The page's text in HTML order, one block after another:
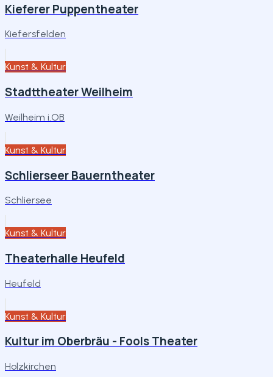
Kieferer Puppentheater
Kiefersfelden
Kunst & Kultur
Stadttheater Weilheim
Weilheim i.OB
Kunst & Kultur
Schlierseer Bauerntheater
Schliersee
Kunst & Kultur
Theaterhalle Heufeld
Heufeld
Kunst & Kultur
Kultur im Oberbräu - Fools Theater
Holzkirchen